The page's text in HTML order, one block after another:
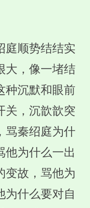
顺势结结实
大，像一堵结
种沉默和眼前
关，沉歆歆突
骂秦绍庭为什
他为什么一出
变故，骂他为
为什么要对自